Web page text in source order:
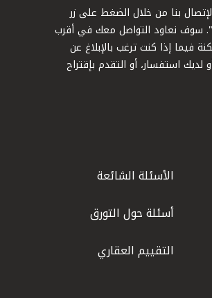
بنا من خلال الضغط على زر
سوف نعاود التواصل معك في أقرب
فيما إذا كنت ترغب بالإبلاغ عن
لديك استفسار، أو التقدم بإقتراح
الأسئلة الشائعة
أسئلة حول التورق
التقييم العقاري